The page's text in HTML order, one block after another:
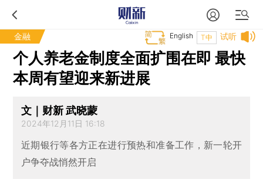
金融 试听
T中
English
个人养老金制度全面扩围在即 最快
本周有望迎来新进展
文｜财新 武晓蒙
2024年12月11日 16:18
近期银行等各方正在进行预热和准备工作，新一轮开
户争夺战悄然开启